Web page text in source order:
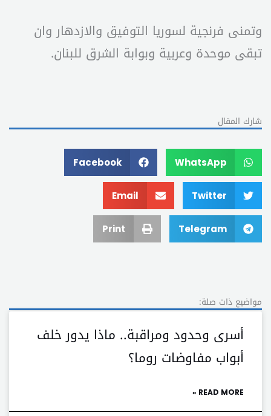
وتمنى فرنجية لسوريا التوفيق والازدهار وان
تبقى موحدة وعربية وبوابة الشرق للبنان.
شارك المقال
WhatsApp
Facebook
Twitter
Email
Telegram
Print
مواضيع ذات صلة:
أسرى وحدود ومراقبة.. ماذا يدور خلف
أبواب مفاوضات روما؟
READ MORE »